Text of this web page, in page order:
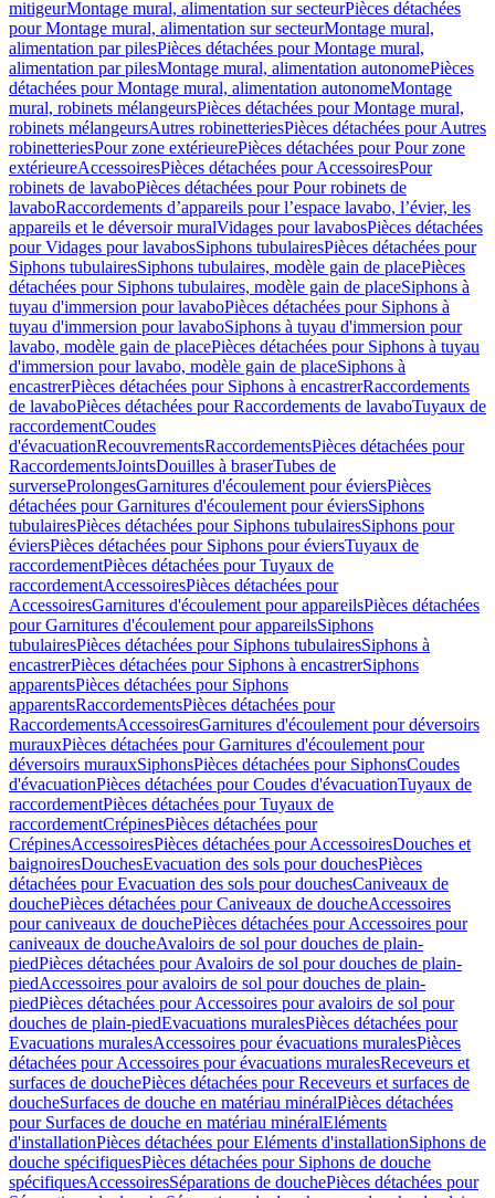
mitigeurMontage mural, alimentation sur secteurPièces détachées
pour Montage mural, alimentation sur secteurMontage mural,
alimentation par pilesPièces détachées pour Montage mural,
alimentation par pilesMontage mural, alimentation autonomePièces
détachées pour Montage mural, alimentation autonomeMontage
mural, robinets mélangeursPièces détachées pour Montage mural,
robinets mélangeursAutres robinetteriesPièces détachées pour Autres
robinetteriesPour zone extérieurePièces détachées pour Pour zone
extérieureAccessoiresPièces détachées pour AccessoiresPour
robinets de lavaboPièces détachées pour Pour robinets de
lavaboRaccordements d’appareils pour l’espace lavabo, l’évier, les
appareils et le déversoir muralVidages pour lavabosPièces détachées
pour Vidages pour lavabosSiphons tubulairesPièces détachées pour
Siphons tubulairesSiphons tubulaires, modèle gain de placePièces
détachées pour Siphons tubulaires, modèle gain de placeSiphons à
tuyau d'immersion pour lavaboPièces détachées pour Siphons à
tuyau d'immersion pour lavaboSiphons à tuyau d'immersion pour
lavabo, modèle gain de placePièces détachées pour Siphons à tuyau
d'immersion pour lavabo, modèle gain de placeSiphons à
encastrerPièces détachées pour Siphons à encastrerRaccordements
de lavaboPièces détachées pour Raccordements de lavaboTuyaux de
raccordementCoudes
d'évacuationRecouvrementsRaccordementsPièces détachées pour
RaccordementsJointsDouilles à braserTubes de
surverseProlongesGarnitures d'écoulement pour éviersPièces
détachées pour Garnitures d'écoulement pour éviersSiphons
tubulairesPièces détachées pour Siphons tubulairesSiphons pour
éviersPièces détachées pour Siphons pour éviersTuyaux de
raccordementPièces détachées pour Tuyaux de
raccordementAccessoiresPièces détachées pour
AccessoiresGarnitures d'écoulement pour appareilsPièces détachées
pour Garnitures d'écoulement pour appareilsSiphons
tubulairesPièces détachées pour Siphons tubulairesSiphons à
encastrerPièces détachées pour Siphons à encastrerSiphons
apparentsPièces détachées pour Siphons
apparentsRaccordementsPièces détachées pour
RaccordementsAccessoiresGarnitures d'écoulement pour déversoirs
murauxPièces détachées pour Garnitures d'écoulement pour
déversoirs murauxSiphonsPièces détachées pour SiphonsCoudes
d'évacuationPièces détachées pour Coudes d'évacuationTuyaux de
raccordementPièces détachées pour Tuyaux de
raccordementCrépinesPièces détachées pour
CrépinesAccessoiresPièces détachées pour AccessoiresDouches et
baignoiresDouchesEvacuation des sols pour douchesPièces
détachées pour Evacuation des sols pour douchesCaniveaux de
douchePièces détachées pour Caniveaux de doucheAccessoires
pour caniveaux de douchePièces détachées pour Accessoires pour
caniveaux de doucheAvaloirs de sol pour douches de plain-
piedPièces détachées pour Avaloirs de sol pour douches de plain-
piedAccessoires pour avaloirs de sol pour douches de plain-
piedPièces détachées pour Accessoires pour avaloirs de sol pour
douches de plain-piedEvacuations muralesPièces détachées pour
Evacuations muralesAccessoires pour évacuations muralesPièces
détachées pour Accessoires pour évacuations muralesReceveurs et
surfaces de douchePièces détachées pour Receveurs et surfaces de
doucheSurfaces de douche en matériau minéralPièces détachées
pour Surfaces de douche en matériau minéralEléments
d'installationPièces détachées pour Eléments d'installationSiphons de
douche spécifiquesPièces détachées pour Siphons de douche
spécifiquesAccessoiresSéparations de douchePièces détachées pour